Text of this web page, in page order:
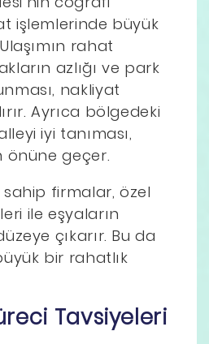
işlemlerinde büyük
rahat
azlığı ve park
nakliyat
Ayrıca bölgedeki
iyi tanıması,
önüne geçer.
firmalar, özel
ile eşyaların
çıkarır. Bu da
bir rahatlık
Tavsiyeleri